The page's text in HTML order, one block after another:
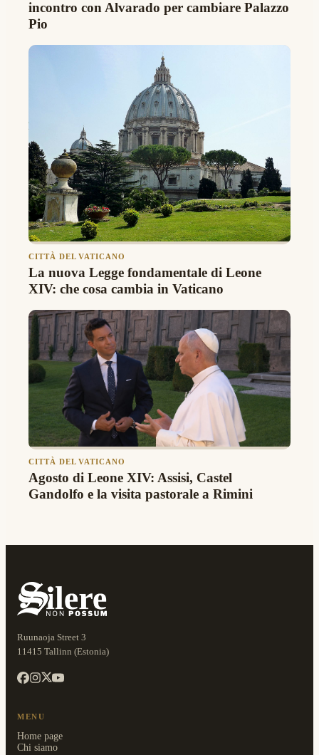
incontro con Alvarado per cambiare Palazzo
Pio
CITTÀ DEL VATICANO
La nuova Legge fondamentale di Leone
XIV: che cosa cambia in Vaticano
CITTÀ DEL VATICANO
Agosto di Leone XIV: Assisi, Castel
Gandolfo e la visita pastorale a Rimini
Ruunaoja Street 3
11415 Tallinn (Estonia)
MENU
Home page
Chi siamo